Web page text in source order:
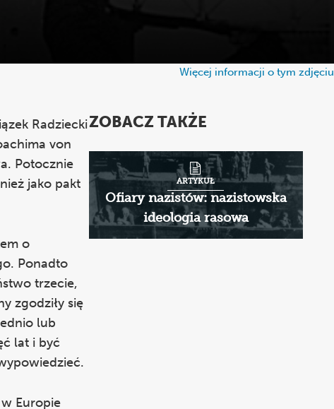
Więcej informacji o tym zdjęciu
Radziecki
von
Potocznie
jako pakt
o
Ponadto
trzecie,
zgodziły się
lub
lat i być
Europie
ZOBACZ TAKŻE
Ofiary nazistów: nazistowska
ideologia rasowa
ARTYKUŁ